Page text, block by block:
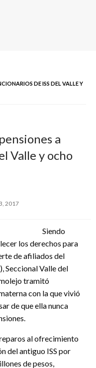
DE ISS DEL VALLE Y
a
Valle y ocho
2017
Siendo
los derechos para
de afiliados del
Seccional Valle del
tramitó
con la que vivió
de que ella nunca
al ofrecimiento
del antiguo ISS por
de pesos,